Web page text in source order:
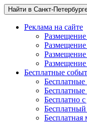
Найти в Санкт-
Реклама на сайте
Размещение
Бесплатные
Бесплатные
Бесплатно
Бесплатная